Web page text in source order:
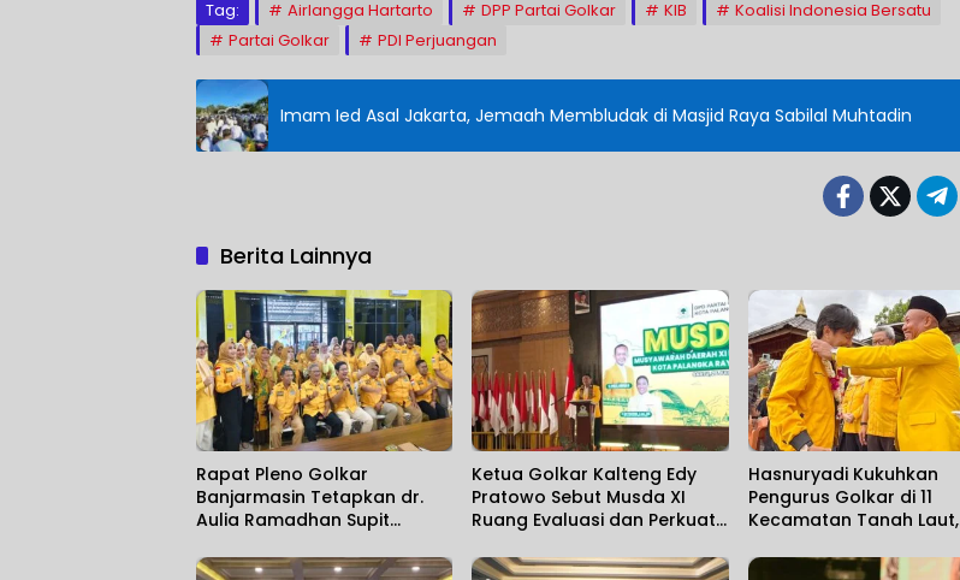
Tag: Airlangga Hartarto DPP Partai Golkar KIB
Koalisi Indonesia Bersatu
Partai Golkar
PDI Perjuangan
Imam Ied Asal Jakarta, Jemaah Membludak di Masjid Raya Sabilal Muhtadin
Berita Lainnya
Rapat Pleno Golkar
Banjarmasin Tetapkan dr.
Aulia Ramadhan Supit
Ketua Golkar Kalteng Edy
Pratowo Sebut Musda XI
Ruang Evaluasi dan Perkuat
Hasnuryadi Kukuhkan
Pengurus Golkar di 11
Kecamatan Tanah Laut,
Desa